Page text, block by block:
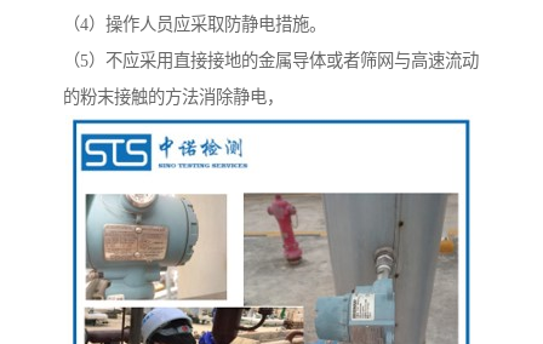
（4）操作人员应采取防静电措施。
（5）不应采用直接接地的金属导体或者筛网与高速流动
的粉末接触的方法消除静电，